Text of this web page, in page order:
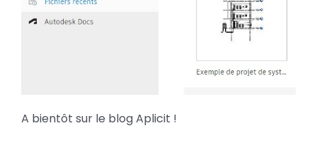
A bientôt sur le blog Aplicit !